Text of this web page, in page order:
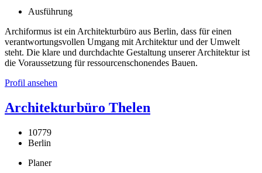
Ausführung
Archiformus ist ein Architekturbüro aus Berlin, dass für einen
verantwortungsvollen Umgang mit Architektur und der Umwelt
steht. Die klare und durchdachte Gestaltung unserer Architektur ist
die Voraussetzung für ressourcenschonendes Bauen.
Profil ansehen
Architekturbüro Thelen
10779
Berlin
Planer